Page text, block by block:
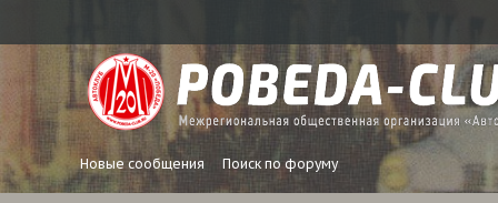
Новые сообщения Поиск по форуму